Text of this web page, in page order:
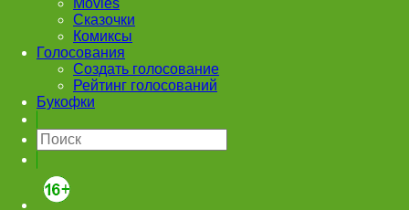
Сказочки
Комиксы
Голосования
Создать голосование
Рейтинг голосований
Букофки